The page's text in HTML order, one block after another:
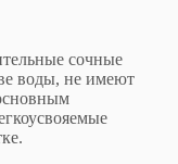
сочные
воды, не имеют